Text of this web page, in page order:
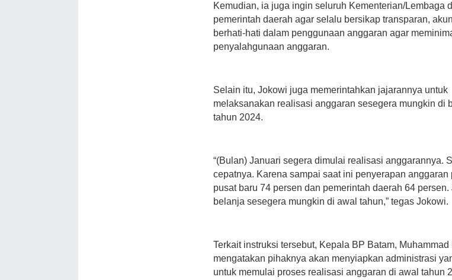
Kemudian, ia juga ingin seluruh Kementerian/Lembaga
pemerintah daerah agar selalu bersikap transparan,
berhati-hati dalam penggunaan anggaran agar
penyalahgunaan anggaran.
Selain itu, Jokowi juga memerintahkan jajarannya untuk
melaksanakan realisasi anggaran sesegera mungkin di
tahun 2024.
“(Bulan) Januari segera dimulai realisasi anggarannya.
cepatnya. Karena sampai saat ini penyerapan anggaran
pusat baru 74 persen dan pemerintah daerah 64
belanja sesegera mungkin di awal tahun,” tegas Jokowi.
Terkait instruksi tersebut, Kepala BP Batam, Muhammad
mengatakan pihaknya akan menyiapkan administrasi
untuk memulai proses realisasi anggaran di awal tahun